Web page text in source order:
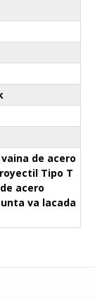
de acero
Tipo T
acero
va lacada